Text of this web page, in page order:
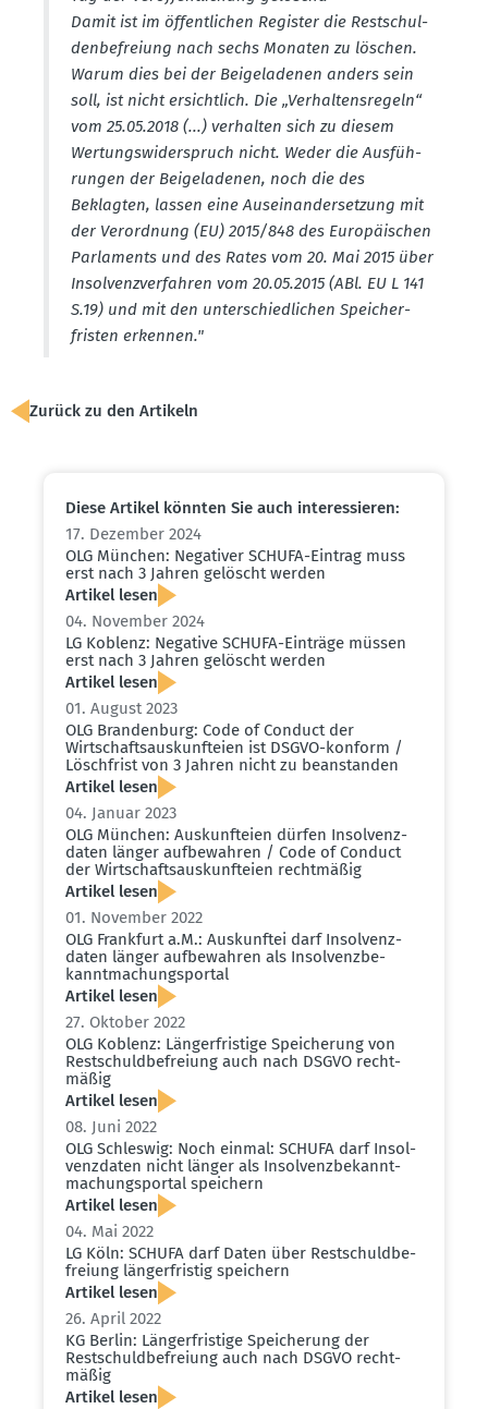
Damit ist im öffent­lichen Register die Restschul­
den­be­freiung nach sechs Monaten zu löschen.
Warum dies bei der Beige­la­denen anders sein
soll, ist nicht ersichtlich. Die „Verhal­tens­regeln“
vom 25.05.2018 (...) verhalten sich zu diesem
Wertungs­wi­der­spruch nicht. Weder die Ausfüh­
rungen der Beige­la­denen, noch die des
Beklagten, lassen eine Ausein­an­der­setzung mit
der Verordnung (EU) 2015/848 des Europäi­schen
Parla­ments und des Rates vom 20. Mai 2015 über
Insol­venz­ver­fahren vom 20.05.2015 (ABl. EU L 141
S.19) und mit den unter­schied­lichen Speicher­
fristen erkennen."
Zurück zu den Artikeln
Diese Artikel könnten Sie auch inter­es­sieren:
17. Dezember 2024
OLG München: Negativer SCHUFA-Eintrag muss
erst nach 3 Jahren gelöscht werden
Artikel lesen
04. November 2024
LG Koblenz: Negative SCHUFA-Einträge müssen
erst nach 3 Jahren gelöscht werden
Artikel lesen
01. August 2023
OLG Brandenburg: Code of Conduct der
Wirtschafts­aus­kunf­teien ist DSGVO-konform /
Lösch­frist von 3 Jahren nicht zu beanstanden
Artikel lesen
04. Januar 2023
OLG München: Auskunf­teien dürfen Insol­venz­
daten länger aufbe­wahren / Code of Conduct
der Wirtschafts­aus­kunf­teien recht­mäßig
Artikel lesen
01. November 2022
OLG Frankfurt a.M.: Auskunftei darf Insol­venz­
daten länger aufbe­wahren als Insol­venz­be­
kannt­ma­chungs­portal
Artikel lesen
27. Oktober 2022
OLG Koblenz: Länger­fristige Speicherung von
Restschuld­be­freiung auch nach DSGVO recht­
mäßig
Artikel lesen
08. Juni 2022
OLG Schleswig: Noch einmal: SCHUFA darf Insol­
venz­daten nicht länger als Insol­venz­be­kannt­
ma­chungs­portal speichern
Artikel lesen
04. Mai 2022
LG Köln: SCHUFA darf Daten über Restschuld­be­
freiung länger­fristig speichern
Artikel lesen
26. April 2022
KG Berlin: Länger­fristige Speicherung der
Restschuld­be­freiung auch nach DSGVO recht­
mäßig
Artikel lesen